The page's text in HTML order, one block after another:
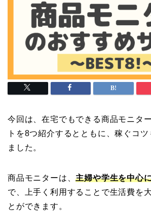
今回は、在宅でもできる商品モニタ
トを8つ紹介するとともに、稼ぐコ
ました。
商品モニターは、主婦や学生を中心
で、上手く利用することで生活費を
とができます。